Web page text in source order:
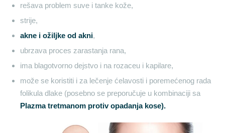
rešava problem suve i tanke kože,
strije,
akne i ožiljke od akni,
ubrzava proces zarastanja rana,
ima blagotvorno dejstvo i na rozaceu i kapilare,
može se koristiti i za lečenje ćelavosti i poremećenog rada
folikula dlake (posebno se preporučuje u kombinaciji sa
Plazma tretmanom protiv opadanja kose).